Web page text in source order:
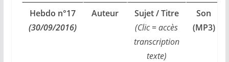
Hebdo n°17
(30/09/2016)
Auteur
Sujet / Titre
(Clic = accès
transcription
texte)
Son
(MP3)